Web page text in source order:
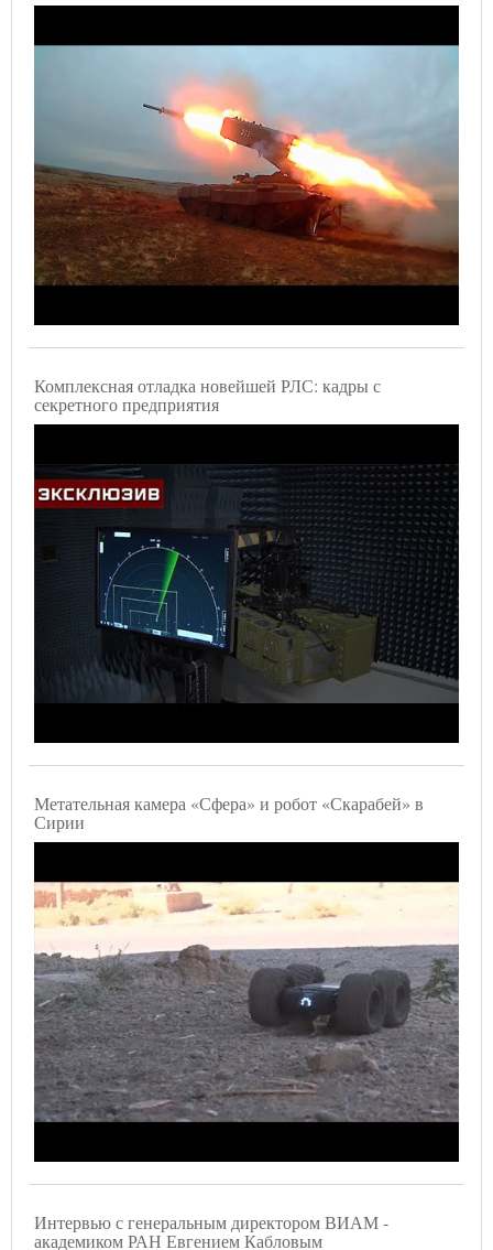
Комплексная отладка новейшей РЛС: кадры с
секретного предприятия
Метательная камера «Сфера» и робот «Скарабей» в
Сирии
Интервью с генеральным директором ВИАМ -
академиком РАН Евгением Кабловым